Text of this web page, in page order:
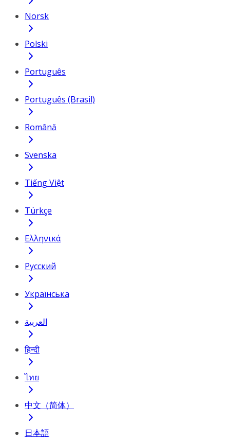
Norsk
Polski
Português
Português (Brasil)
Română
Svenska
Tiếng Việt
Türkçe
Ελληνικά
Русский
Українська
العربية
हिन्दी
ไทย
中文（简体）
日本語